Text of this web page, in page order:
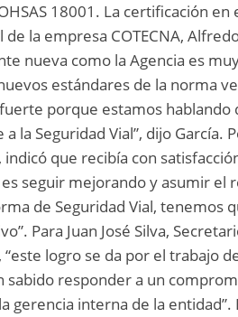
18001. La certificación
la empresa COTECNA,
nueva como la Agencia es
estándares de la norma
porque estamos hablando
la Seguridad Vial”, dijo
que recibía con
seguir mejorando y asumir el
de Seguridad Vial, tenemos
Para Juan José Silva,
logro se da por el trabajo
sabido responder a un
interna de la entidad”.